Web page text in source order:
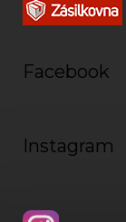
Facebook
Instagram